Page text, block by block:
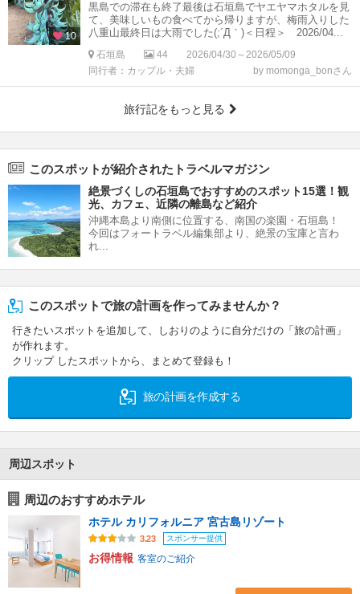
10
黒島での滞在も終了最後は石垣島でヤエヤマホタルを見
て、美味しいもの食べてから帰りますが、梅雨入りした
八重山最終日は大雨でした(;´Д｀)＜日程＞ 2026/04...
石垣島 44
2026/04/30～2026/05/09
同行者：カップル・夫婦
by momonga_bonさん
旅行記をもっと見る
このスポットが紹介されたトラベルマガジン
絶景づくしの石垣島でおすすめのスポット15選！観
光、カフェ、近隣の離島など紹介
沖縄本島より南側に位置する、南国の楽園・石垣島！
今回はフォートラベル編集部より、絶景の宝庫と言わ
れ...
このスポットで旅の計画を作ってみませんか？
行きたいスポットを追加して、しおりのように自分だけの「旅の計画」
が作れます。
クリップ したスポットから、まとめて登録も！
旅の計画を作成する
周辺スポット
周辺のおすすめホテル
ホテル カリフォルニア 宮古島リゾート
3.23 スポンサー提供
お得情報 客室のご紹介